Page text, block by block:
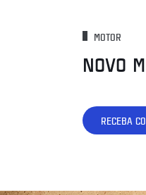
MOTOR
NOVO
RECEBA